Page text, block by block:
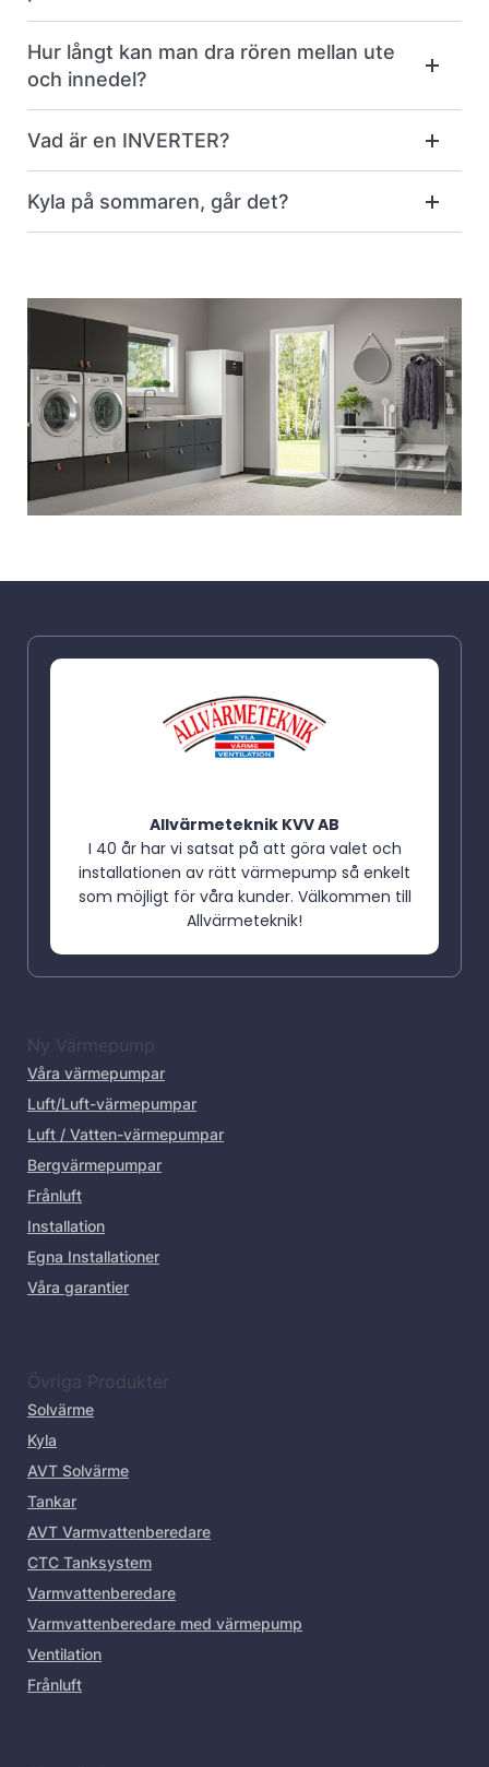
Hur långt kan man dra rören mellan ute
och innedel?
Vad är en INVERTER?
Kyla på sommaren, går det?
Allvärmeteknik KVV AB
I 40 år har vi satsat på att göra valet och
installationen av rätt värmepump så enkelt
som möjligt för våra kunder. Välkommen till
Allvärmeteknik!
Ny Värmepump
Våra värmepumpar
Luft/Luft-värmepumpar
Luft / Vatten-värmepumpar
Bergvärmepumpar
Frånluft
Installation
Egna Installationer
Våra garantier
Övriga Produkter
Solvärme
Kyla
AVT Solvärme
Tankar
AVT Varmvattenberedare
CTC Tanksystem
Varmvattenberedare
Varmvattenberedare med värmepump
Ventilation
Frånluft